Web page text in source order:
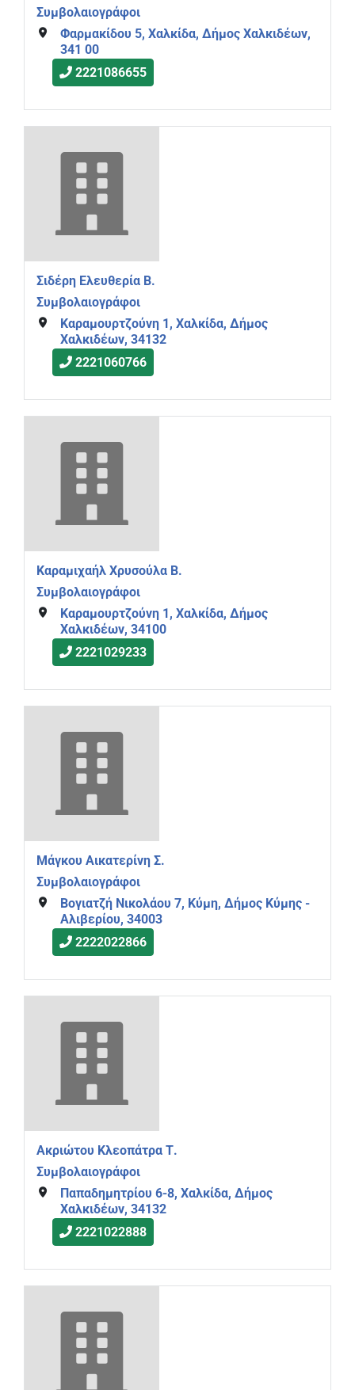
Συμβολαιογράφοι
Φαρμακίδου 5, Χαλκίδα, Δήμος Χαλκιδέων,
341 00
2221086655
Σιδέρη Ελευθερία Β.
Συμβολαιογράφοι
Καραμουρτζούνη 1, Χαλκίδα, Δήμος
Χαλκιδέων, 34132
2221060766
Καραμιχαήλ Χρυσούλα Β.
Συμβολαιογράφοι
Καραμουρτζούνη 1, Χαλκίδα, Δήμος
Χαλκιδέων, 34100
2221029233
Μάγκου Αικατερίνη Σ.
Συμβολαιογράφοι
Βογιατζή Νικολάου 7, Κύμη, Δήμος Κύμης -
Αλιβερίου, 34003
2222022866
Ακριώτου Κλεοπάτρα Τ.
Συμβολαιογράφοι
Παπαδημητρίου 6-8, Χαλκίδα, Δήμος
Χαλκιδέων, 34132
2221022888